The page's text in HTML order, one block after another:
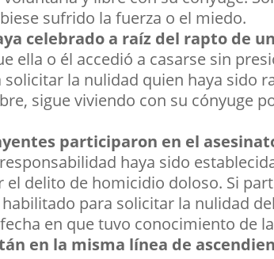
sufrido la fuerza o el miedo.
celebrado a raíz del rapto de
ella o él accedió a casarse sin
la nulidad quien haya sido
sigue viviendo con su cónyuge
participaron en el
haya sido
delito de homicidio doloso. Si
para solicitar la nulidad
en que tuvo conocimiento de
en la misma línea de